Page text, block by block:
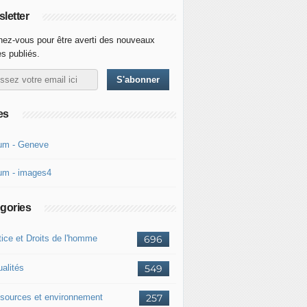
vous pour être averti des nouveaux
publiés.
- Geneve
- images4
696
et Droits de l'homme
549
257
et environnement